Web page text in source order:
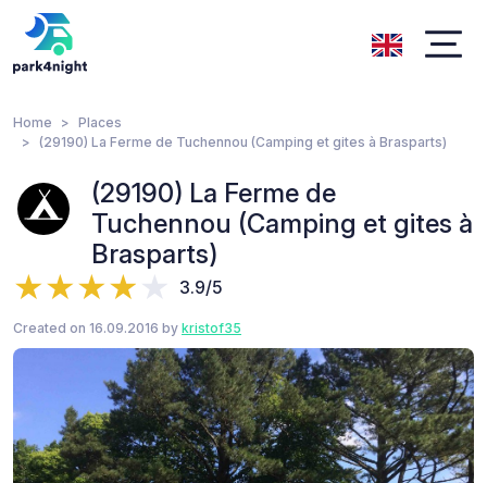
Home
Places
(29190) La Ferme de Tuchennou (Camping et gites à Brasparts)
(29190) La Ferme de
Tuchennou (Camping et gites à
Brasparts)
3.9/5
Created on 16.09.2016 by kristof35